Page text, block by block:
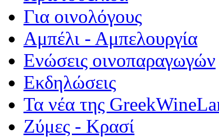
Για οινολόγους
Αμπέλι - Αμπελουργία
Ενώσεις οινοπαραγωγών
Εκδηλώσεις
Τα νέα της
Ζύμες - Κρασί